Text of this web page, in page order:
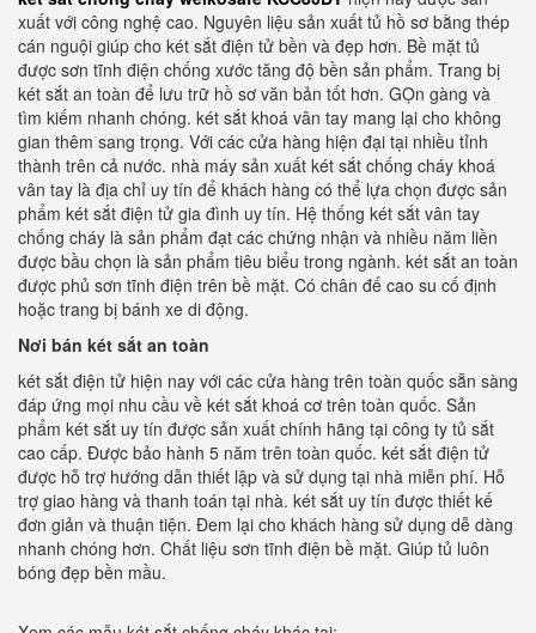
xuất với công nghệ cao. Nguyên liệu sản xuất tủ hồ sơ bằng thép
cán nguội giúp cho két sắt điện tử bền và đẹp hơn. Bề mặt tủ
được sơn tĩnh điện chống xước tăng độ bền sản phẩm. Trang bị
két sắt an toàn để lưu trữ hồ sơ văn bản tốt hơn. GỌn gàng và
tìm kiếm nhanh chóng. két sắt khoá vân tay mang lại cho không
gian thêm sang trọng. Với các cửa hàng hiện đại tại nhiều tỉnh
thành trên cả nước. nhà máy sản xuất két sắt chống cháy khoá
vân tay là địa chỉ uy tín để khách hàng có thể lựa chọn được sản
phẩm két sắt điện tử gia đình uy tín. Hệ thống két sắt vân tay
chống cháy là sản phẩm đạt các chứng nhận và nhiều năm liền
được bầu chọn là sản phẩm tiêu biểu trong ngành. két sắt an toàn
được phủ sơn tĩnh điện trên bề mặt. Có chân đế cao su cố định
hoặc trang bị bánh xe di động.
Nơi bán két sắt an toàn
két sắt điện tử hiện nay với các cửa hàng trên toàn quốc sẵn sàng
đáp ứng mọi nhu cầu về két sắt khoá cơ trên toàn quốc. Sản
phẩm két sắt uy tín được sản xuất chính hãng tại công ty tủ sắt
cao cấp. Được bảo hành 5 năm trên toàn quốc. két sắt điện tử
được hỗ trợ hướng dẫn thiết lập và sử dụng tại nhà miễn phí. Hỗ
trợ giao hàng và thanh toán tại nhà. két sắt uy tín được thiết kế
đơn giản và thuận tiện. Đem lại cho khách hàng sử dụng dễ dàng
nhanh chóng hơn. Chất liệu sơn tĩnh điện bề mặt. Giúp tủ luôn
bóng đẹp bền mầu.